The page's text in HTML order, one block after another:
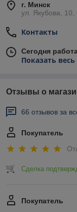
г. Минск
ул. Якубова,
Контакты
Сегодня
Показать
Отзывы о
66 отзывов за
Покупатель
Сделка
Покупатель